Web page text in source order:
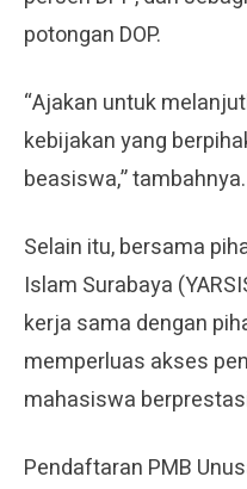
potongan DOP.
“Ajakan untuk
kebijakan yang
beasiswa,” tambahnya.
Selain itu, bersama
Islam Surabaya
kerja sama dengan
memperluas akses
mahasiswa
Pendaftaran PMB